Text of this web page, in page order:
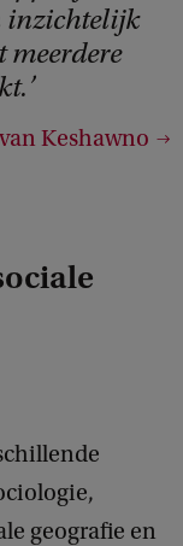
inzichtelijk
Keshawno
geografie en